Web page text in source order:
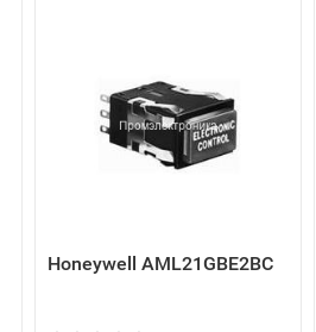
Honeywell AML21GBE2BC